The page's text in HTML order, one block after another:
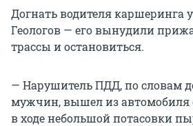
Догнать водителя каршеринга
Геологов — его вынудили
трассы и остановиться.
— Нарушитель ПДД, по словам
мужчин, вышел из
в ходе небольшой потасовки